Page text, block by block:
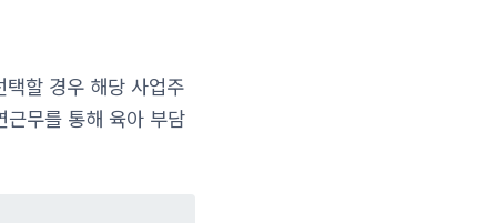
할 경우 해당 사업주
무를 통해 육아 부담